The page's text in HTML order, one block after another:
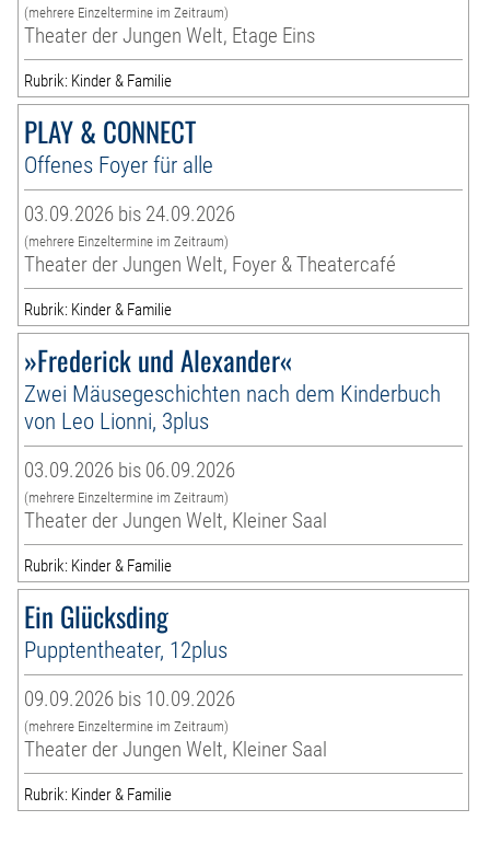
(mehrere Einzeltermine im Zeitraum)
Theater der Jungen Welt, Etage Eins
Rubrik: Kinder & Familie
PLAY & CONNECT
Offenes Foyer für alle
03.09.2026 bis 24.09.2026
(mehrere Einzeltermine im Zeitraum)
Theater der Jungen Welt, Foyer & Theatercafé
Rubrik: Kinder & Familie
»Frederick und Alexander«
Zwei Mäusegeschichten nach dem Kinderbuch
von Leo Lionni, 3plus
03.09.2026 bis 06.09.2026
(mehrere Einzeltermine im Zeitraum)
Theater der Jungen Welt, Kleiner Saal
Rubrik: Kinder & Familie
Ein Glücksding
Pupptentheater, 12plus
09.09.2026 bis 10.09.2026
(mehrere Einzeltermine im Zeitraum)
Theater der Jungen Welt, Kleiner Saal
Rubrik: Kinder & Familie